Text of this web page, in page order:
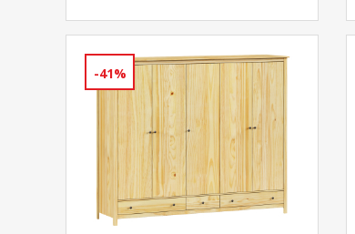
-41%